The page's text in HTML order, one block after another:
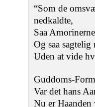
“Som de
nedkaldte,
Saa
Og saa
Uden at vide
Guddoms-
Var det hans
Nu er